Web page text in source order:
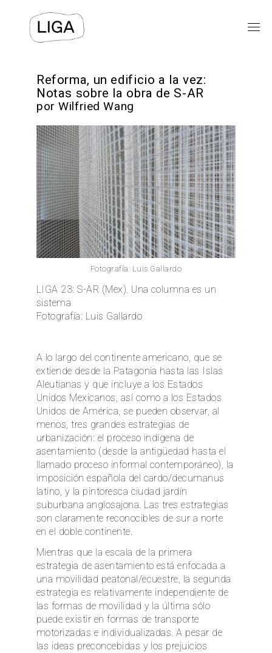
EXPOSICIONES
PROGRAMAS PÚBLICOS
LIGA-ARCHIVOS
TEXTOS
VIDEOS
ACERCA DE
Reforma, un edificio a la vez:
Notas sobre la obra de S-AR
por Wilfried Wang
Fotografía: Luis Gallardo
LIGA 23: S-AR (Mex). Una columna es un
sistema
Fotografía: Luis Gallardo
A lo largo del continente americano, que se
extiende desde la Patagonia hasta las Islas
Aleutianas y que incluye a los Estados
Unidos Mexicanos, así como a los Estados
Unidos de América, se pueden observar, al
menos, tres grandes estrategias de
urbanización: el proceso indígena de
asentamiento (desde la antigüedad hasta el
llamado proceso informal contemporáneo), la
imposición española del cardo/decumanus
latino, y la pintoresca ciudad jardín
suburbana anglosajona. Las tres estrategias
son claramente reconocibles de sur a norte
en el doble continente.
Mientras que la escala de la primera
estrategia de asentamiento está enfocada a
una movilidad peatonal/ecuestre, la segunda
estrategia es relativamente independiente de
las formas de movilidad y la última sólo
puede existir en formas de transporte
motorizadas e individualizadas. A pesar de
las ideas preconcebidas y los prejuicios